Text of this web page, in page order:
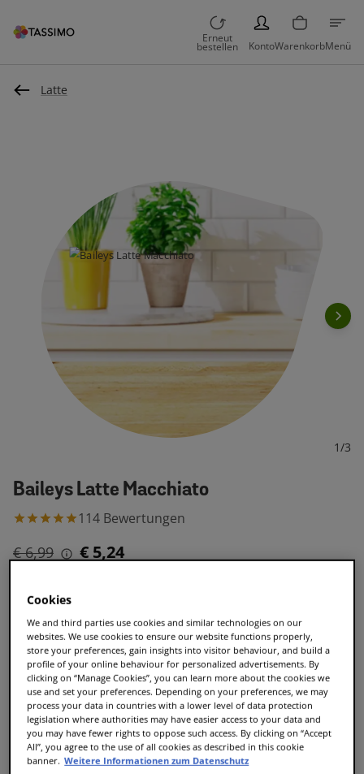
Erneut
bestellen
PERSON
KontoWarenkorbMenü
Latte
1/3
Baileys Latte Macchiato
114 Bewertungen
€ 6,99 € 5,24
10 oder mehr
€ 6,99 € 5,24
1 oder mehr
€ 6,99
Abo SPARE 30%
€ 6,99 € 4,89
Cookies
We and third parties use cookies and similar technologies on our
websites. We use cookies to ensure our website functions properly,
store your preferences, gain insights into visitor behaviour, and build a
profile of your online behaviour for personalized advertisements. By
clicking on “Manage Cookies”, you can learn more about the cookies we
use and set your preferences. Depending on your preferences, we may
process your data in countries with a lower level of data protection
legislation where authorities may have easier access to your data and
you may have fewer rights to oppose such access. By clicking on “Accept
All”, you agree to the use of all cookies as described in this cookie
banner. Weitere Informationen zum Datenschutz